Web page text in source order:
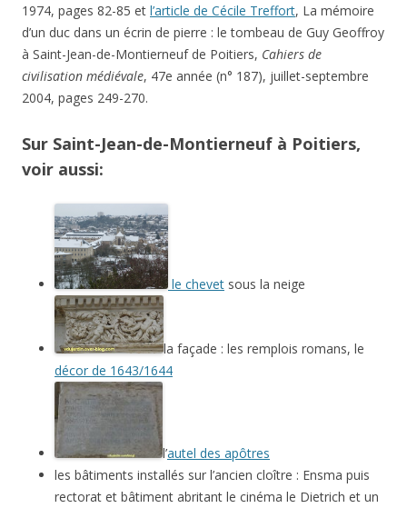
1974, pages 82-85 et l’article de Cécile Treffort, La mémoire
d’un duc dans un écrin de pierre : le tombeau de Guy Geoffroy
à Saint-Jean-de-Montierneuf de Poitiers, Cahiers de
civilisation médiévale, 47e année (n° 187), juillet-septembre
2004, pages 249-270.
Sur Saint-Jean-de-Montierneuf à Poitiers,
voir aussi:
le chevet sous la neige
la façade : les remplois romans, le
décor de 1643/1644
l’autel des apôtres
les bâtiments installés sur l’ancien cloître : Ensma puis
rectorat et bâtiment abritant le cinéma le Dietrich et un